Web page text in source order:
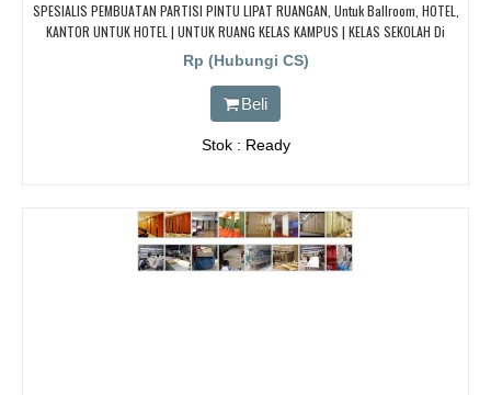
SPESIALIS PEMBUATAN PARTISI PINTU LIPAT RUANGAN, Untuk Ballroom, HOTEL,
KANTOR UNTUK HOTEL | UNTUK RUANG KELAS KAMPUS | KELAS SEKOLAH Di
BANDUNG, JAKARTA, BEKASI, TANGERANG
Rp (Hubungi CS)
Beli
Stok : Ready